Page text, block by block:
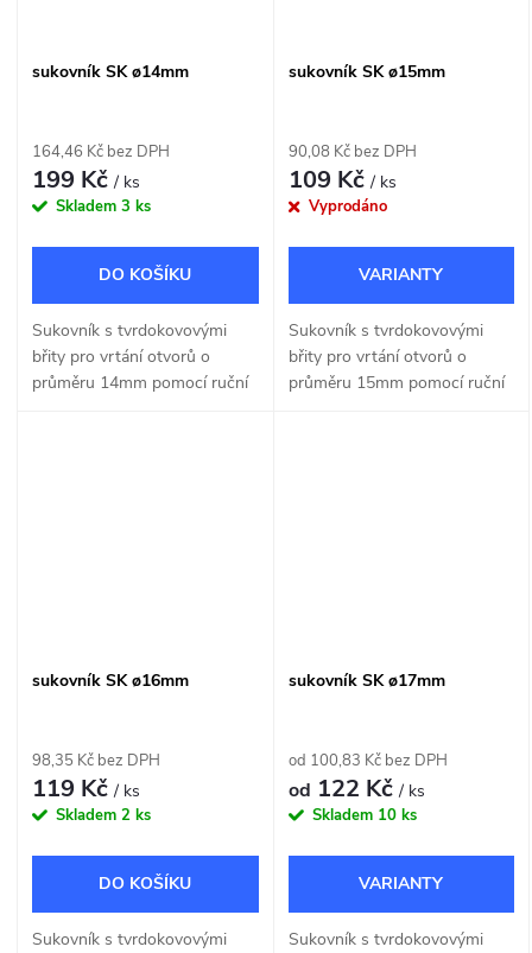
sukovník SK ø14mm
164,46 Kč bez DPH
199 Kč/ ks
Skladem 3 ks
DO KOŠÍKU
Sukovník s tvrdokovovými
břity pro vrtání otvorů o
průměru 14mm pomocí ruční
sukovník SK ø15mm
90,08 Kč bez DPH
109 Kč/ ks
Vyprodáno
Sukovník s tvrdokovovými
břity pro vrtání otvorů o
průměru 15mm pomocí ruční
sukovník SK ø16mm
98,35 Kč bez DPH
119 Kč/ ks
Skladem 2 ks
DO KOŠÍKU
Sukovník s tvrdokovovými
sukovník SK ø17mm
od 100,83 Kč bez DPH
od 122 Kč/ ks
Skladem 10 ks
Sukovník s tvrdokovovými